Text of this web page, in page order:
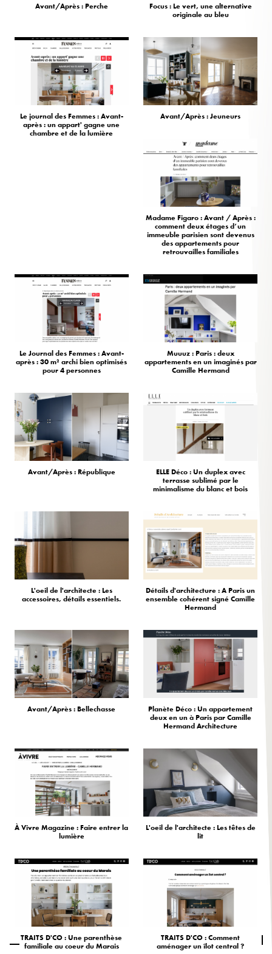
Avant/Après : Perche
Focus : Le vert, une alternative
originale au bleu
Le journal des Femmes : Avant-
après : un appart' gagne une
chambre et de la lumière
Avant/Après : Jeuneurs
Madame Figaro : Avant / Après :
comment deux étages d’un
immeuble parisien sont devenus
des appartements pour
retrouvailles familiales
Le Journal des Femmes : Avant-
après : 30 m² archi bien optimisés
pour 4 personnes
Muuuz : Paris : deux
appartements en un imaginés par
Camille Hermand
Avant/Après : République
ELLE Déco : Un duplex avec
terrasse sublimé par le
minimalisme du blanc et bois
L'oeil de l'architecte : Les
accessoires, détails essentiels.
Détails d'architecture : A Paris un
ensemble cohérent signé Camille
Hermand
Avant/Après : Bellechasse
Planète Déco : Un appartement
deux en un à Paris par Camille
Hermand Architecture
À Vivre Magazine : Faire entrer la
lumière
L'oeil de l'architecte : Les têtes de
lit
TRAITS D'CO : Une parenthèse
familiale au coeur du Marais
TRAITS D'CO : Comment
aménager un îlot central ?